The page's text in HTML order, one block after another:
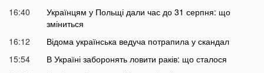
16:40
Українцям у Польщі дали час до 31 серпня: що
зміниться
16:12
Відома українська ведуча потрапила у скандал
15:54
В Україні заборонять ловити раків: що сталося